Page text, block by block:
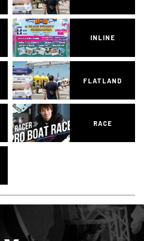
INLINE
FLATLAND
RACE